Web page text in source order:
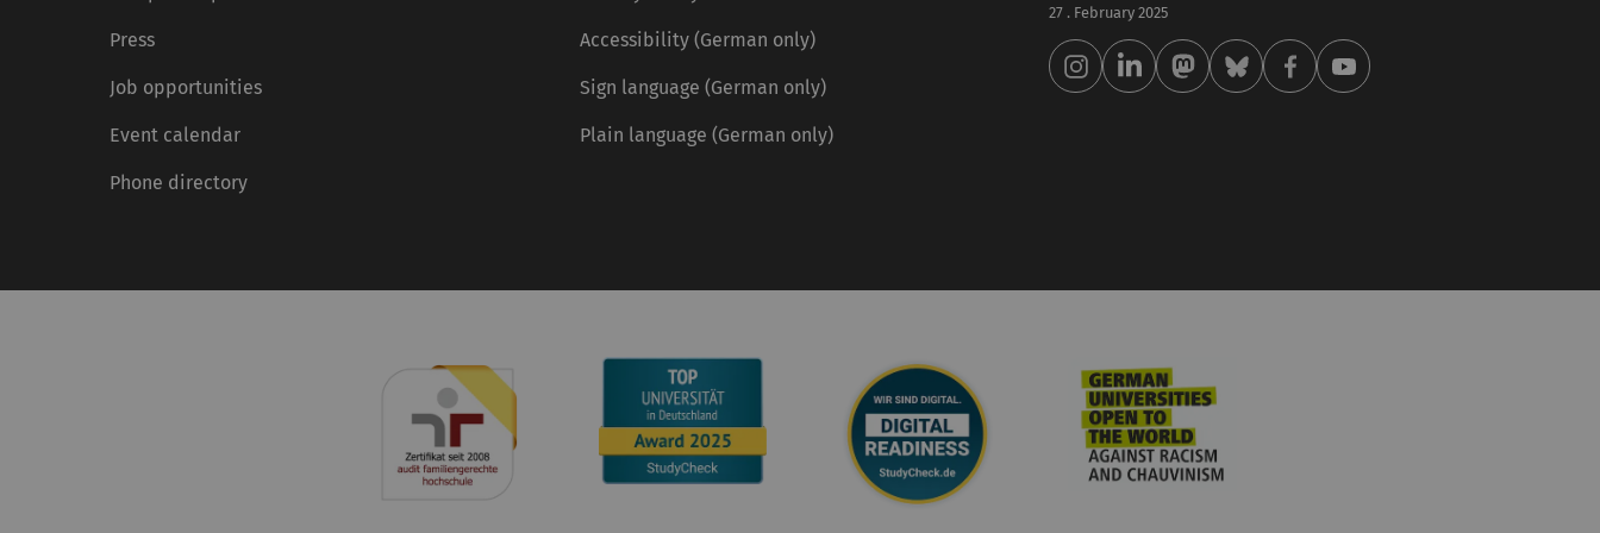
Press
Job opportunities
Event calendar
Phone directory
Accessibility (German only)
Sign language (German only)
Plain language (German only)
27 . February 2025